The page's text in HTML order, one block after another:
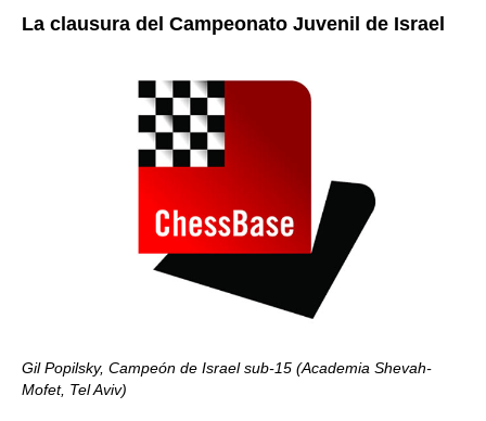
La clausura del Campeonato Juvenil de Israel
Gil Popilsky, Campeón de Israel sub-15 (Academia Shevah-
Mofet, Tel Aviv)